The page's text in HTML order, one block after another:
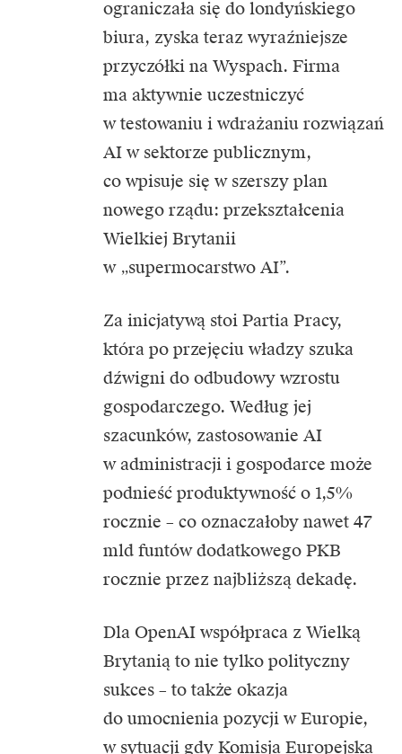
ograniczała się do londyńskiego
biura, zyska teraz wyraźniejsze
przyczółki na Wyspach. Firma
ma aktywnie uczestniczyć
w testowaniu i wdrażaniu rozwiązań
AI w sektorze publicznym,
co wpisuje się w szerszy plan
nowego rządu: przekształcenia
Wielkiej Brytanii
w „supermocarstwo AI”.
Za inicjatywą stoi Partia Pracy,
która po przejęciu władzy szuka
dźwigni do odbudowy wzrostu
gospodarczego. Według jej
szacunków, zastosowanie AI
w administracji i gospodarce może
podnieść produktywność o 1,5%
rocznie – co oznaczałoby nawet 47
mld funtów dodatkowego PKB
rocznie przez najbliższą dekadę.
Dla OpenAI współpraca z Wielką
Brytanią to nie tylko polityczny
sukces – to także okazja
do umocnienia pozycji w Europie,
w sytuacji gdy Komisja Europejska